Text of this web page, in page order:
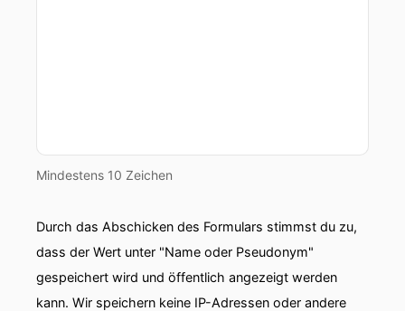
Mindestens 10 Zeichen
Durch das Abschicken des Formulars stimmst du zu,
dass der Wert unter "Name oder Pseudonym"
gespeichert wird und öffentlich angezeigt werden
kann. Wir speichern keine IP-Adressen oder andere